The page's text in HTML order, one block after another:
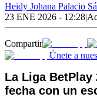
Heidy Johana Palacio
23 ENE 2026 - 12:28|
Compartir
Únete a
La Liga BetPlay
fecha con un